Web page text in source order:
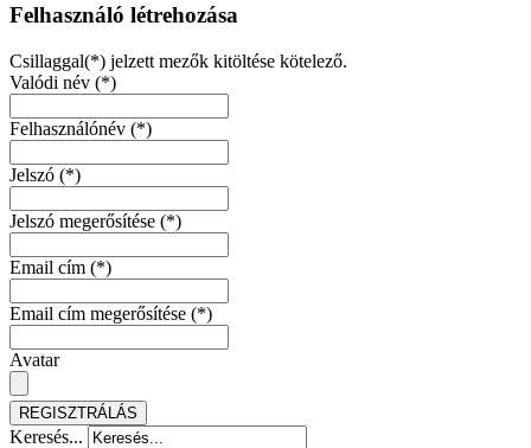
Felhasználó létrehozása
Csillaggal(*) jelzett mezők kitöltése kötelező.
Valódi név (*)
Felhasználónév (*)
Jelszó (*)
Jelszó megerősítése (*)
Email cím (*)
Email cím megerősítése (*)
Avatar
REGISZTRÁLÁS
Keresés...